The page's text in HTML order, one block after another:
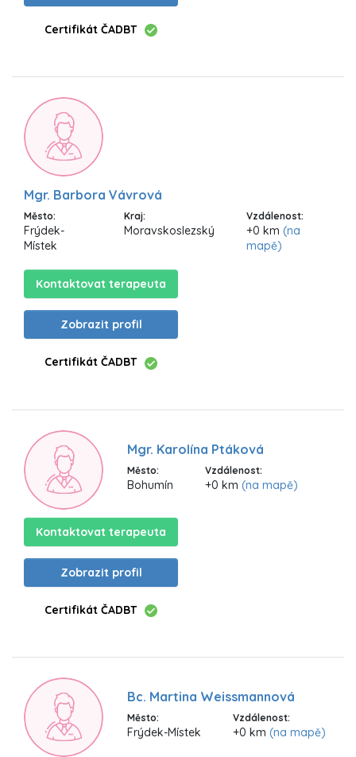
Certifikát ČADBT
Mgr. Barbora Vávrová
Město:
Frýdek-
Místek
Kraj:
Moravskoslezský
Vzdálenost:
+0 km (na
mapě)
Kontaktovat terapeuta
Zobrazit profil
Certifikát ČADBT
Mgr. Karolína Ptáková
Město:
Bohumín
Vzdálenost:
+0 km (na mapě)
Kontaktovat terapeuta
Zobrazit profil
Certifikát ČADBT
Bc. Martina Weissmannová
Město:
Frýdek-Místek
Vzdálenost:
+0 km (na mapě)